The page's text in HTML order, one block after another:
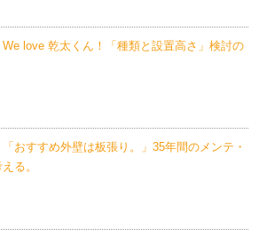
We love 乾太くん！「種類と設置高さ」検討の
「おすすめ外壁は板張り。」35年間のメンテ・
る。